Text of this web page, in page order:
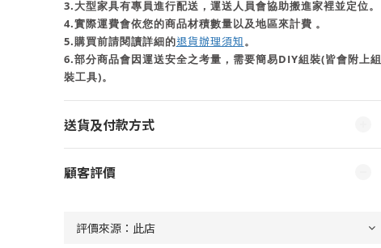
3.大型家具有專員進行配送，運送人員會協助搬進家裡並定位。
4.實際運費會依您的商品材積數量以及地區來計費 。
5.購買前請閱讀詳細的退貨辦理須知。
6.部分商品會因運送安全之考量，需要簡易DIY組裝(皆會附上組
裝工具)。
送貨及付款方式
顧客評價